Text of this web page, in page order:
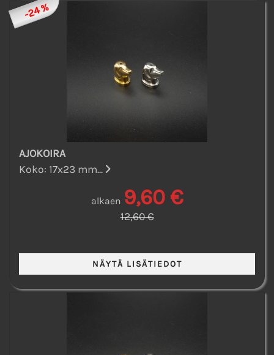
-24 %
AJOKOIRA
Koko: 17x23 mm...
alkaen 9,60 €
12,60 €